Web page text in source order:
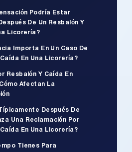
Podría Estar
De Un Resbalón Y
Licorería?
Importa En Un Caso De
En Una Licorería?
Resbalón Y Caída En
Afectan La
Después De
Una Reclamación Por
En Una Licorería?
Tienes Para